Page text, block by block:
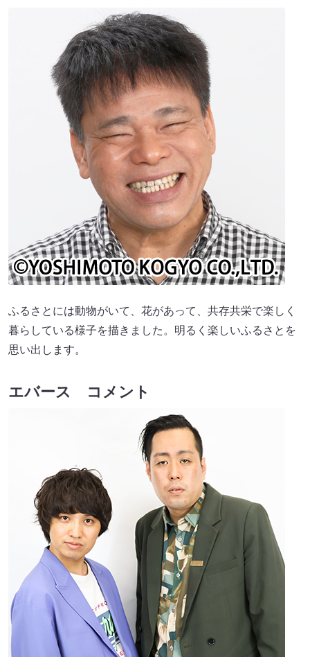
ふるさとには動物がいて、花があって、共存共栄で楽しく
暮らしている様子を描きました。明るく楽しいふるさとを
思い出します。
エバース コメント